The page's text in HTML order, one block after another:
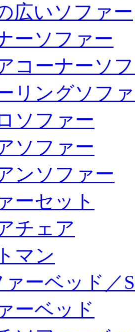
広いソファー
ーソファー
コーナーソ
リングソフ
ソファー
ソファー
ンソファー
ーセット
チェア
マン
ァーベッド／
ーベッド